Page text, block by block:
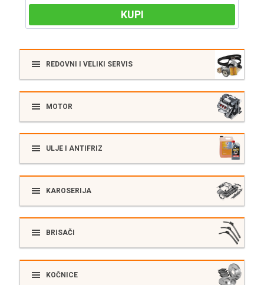
KUPI
REDOVNI I VELIKI SERVIS
MOTOR
ULJE I ANTIFRIZ
KAROSERIJA
BRISAČI
KOČNICE